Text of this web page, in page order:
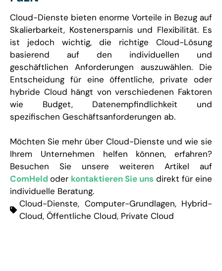
Cloud-Dienste bieten enorme Vorteile in Bezug auf
Skalierbarkeit, Kostenersparnis und Flexibilität. Es
ist jedoch wichtig, die richtige Cloud-Lösung
basierend auf den individuellen und
geschäftlichen Anforderungen auszuwählen. Die
Entscheidung für eine öffentliche, private oder
hybride Cloud hängt von verschiedenen Faktoren
wie Budget, Datenempfindlichkeit und
spezifischen Geschäftsanforderungen ab.
Möchten Sie mehr über Cloud-Dienste und wie sie
Ihrem Unternehmen helfen können, erfahren?
Besuchen Sie unsere weiteren Artikel auf
ComHeld oder kontaktieren Sie uns direkt für eine
individuelle Beratung.
Cloud-Dienste, Computer-Grundlagen, Hybrid-
Cloud, Öffentliche Cloud, Private Cloud